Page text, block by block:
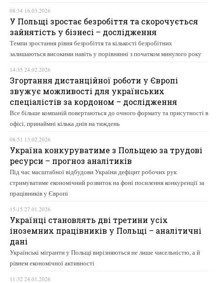
08:34 16.03.2026
У Польщі зростає безробіття та скорочується
зайнятість у бізнесі – дослідження
Темпи зростання рівня безробіття та кількості безробітних
залишаються високими навіть у порівнянні з початком минулого року
14:35 24.02.2026
Згортання дистанційної роботи у Європі
звужує можливості для українських
спеціалістів за кордоном – дослідження
Все більше компаній повертаються до очного формату та присутності в
офісі, принаймні кілька днів на тиждень
08:51 13.02.2026
Україна конкуруватиме з Польщею за трудові
ресурси – прогноз аналітиків
Під час масштабної відбудови України дефіцит робочих рук
стримуватиме економічний розвиток на фоні посилення конкуренції за
працівників у Європі
15:15 27.01.2026
Українці становлять дві третини усіх
іноземних працівників у Польщі – аналітичні
дані
Українські мігранти у Польщі вирізняються не лише чисельністю, а й
рівнем економічної активності
11:32 24.01.2026